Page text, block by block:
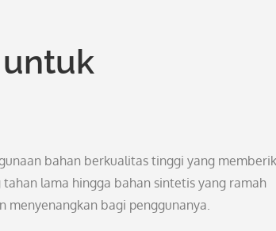
bahan berkualitas tinggi yang
lama hingga bahan sintetis yang ramah
menyenangkan bagi penggunanya.